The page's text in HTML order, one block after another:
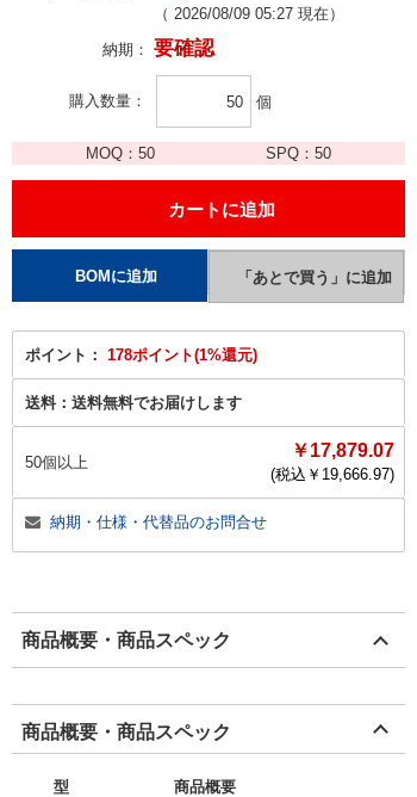
（ 2026/08/09 05:27 現在）
納期： 要確認
購入数量 個
MOQ： 50 SPQ：50
ポイント： 178ポイント(1%還元)
送料： 送料無料でお届けします
50個以上
￥17,879.07
(税込￥ 19,666.97)
納期・仕様・代替品のお問合せ
商品概要・商品スペック
商品概要・商品スペック
型 商品概要